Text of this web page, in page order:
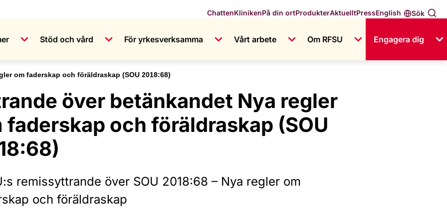
Sök
English
ChattenKlinikenPå din ortProdukterAktuelltPress
Stöd och vård För yrkesverksamma Vårt arbete Om RFSU Engagera dig
om faderskap och föräldraskap (SOU 2018:68)
över betänkandet Nya regler
faderskap och föräldraskap (SOU
remissyttrande över SOU 2018:68 – Nya regler om
och föräldraskap